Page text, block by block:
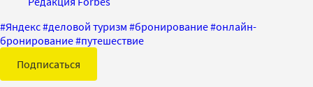
#Яндекс#деловой туризм #бронирование#онлайн-
бронирование#путешествие
Подписаться